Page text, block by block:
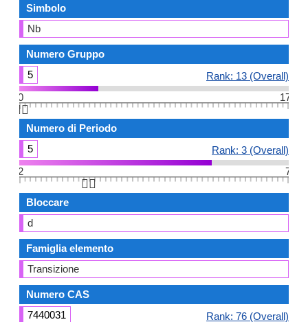
Simbolo
Nb
Numero Gruppo
5
Rank: 13 (Overall)
0
17
👆🏻
Numero di Periodo
5
Rank: 3 (Overall)
2
7
👆🏻
Bloccare
d
Famiglia elemento
Transizione
Numero CAS
7440031
Rank: 76 (Overall)